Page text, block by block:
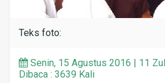
Teks foto:
Senin, 15 Agustus 2016 | 11
Dibaca : 3639 Kali